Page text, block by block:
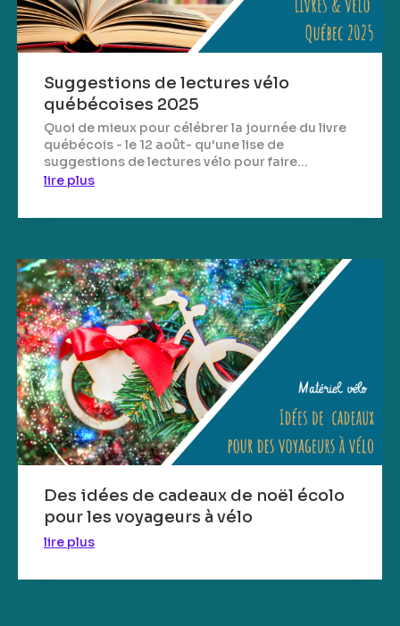
Suggestions de lectures vélo
québécoises 2025
Quoi de mieux pour célébrer la journée du livre
québécois - le 12 août- qu'une lise de
suggestions de lectures vélo pour faire...
lire plus
Des idées de cadeaux de noël écolo
pour les voyageurs à vélo
lire plus